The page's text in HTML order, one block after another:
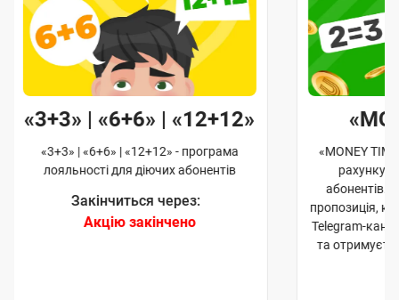
«3+3» | «6+6» | «12+12»
«3+3» | «6+6» | «12+12» - програма
лояльності для діючих абонентів
Закінчиться через:
Акцію закінчено
«MONEY
рахунку
абонентів.
пропозиція,
Telegram-
та